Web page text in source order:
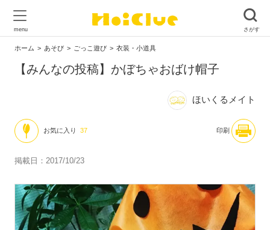
ホーム あそび ごっこ遊び 衣装・小道具
【みんなの投稿】かぼちゃおばけ帽子
ほいくるメイト
お気に入り 37 印刷
掲載日：2017/10/23